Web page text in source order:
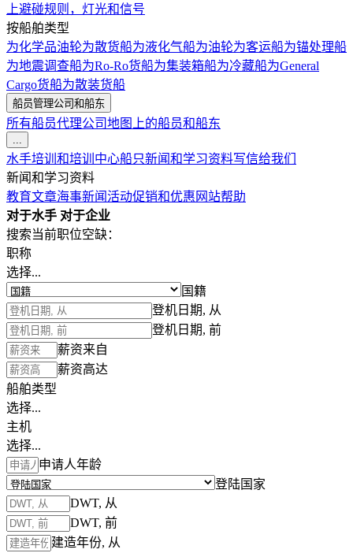
上避碰规则，灯光和信号
按船舶类型
为化学品油轮为散货船为液化气船为油轮为客运船为锚处理船
为地震调查船为Ro-Ro货船为集装箱船为冷藏船为General
Cargo货船为散装货船
船员管理公司和船东
所有船员代理公司地图上的船员和船东
...
水手培训和培训中心船只新闻和学习资料写信给我们
新闻和学习资料
教育文章海事新闻活动促销和优惠 网站帮助
对于水手 对于企业
搜索当前职位空缺：
职称
选择...
国籍
登机日期, 从
登机日期, 前
薪资来自
薪资高达
船舶类型
选择...
主机
选择...
申请人年龄
登陆国家
DWT, 从
DWT, 前
建造年份, 从